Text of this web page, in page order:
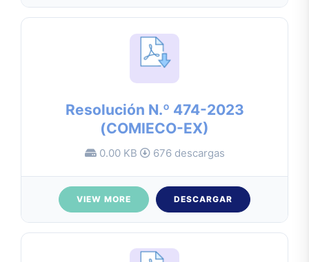
Resolución N.º 474-2023
(COMIECO-EX)
0.00 KB 676 descargas
VIEW MORE DESCARGAR